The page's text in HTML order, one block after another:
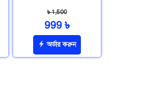
৳ 1,500
999 ৳
অর্ডার করুন